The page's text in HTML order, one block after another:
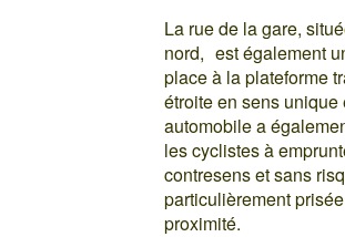
La rue de la gare,
nord, est également
place à la plateforme
étroite en sens unique
automobile a
les cyclistes à
contresens et sans
particulièrement
proximité.